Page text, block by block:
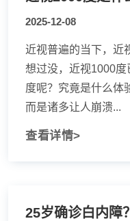
2025-12-08
近视普遍的当下，近
想过没，近视1000
度呢？究竟是什么体
而是诸多让人崩溃...
查看详情>
25岁确诊白内障